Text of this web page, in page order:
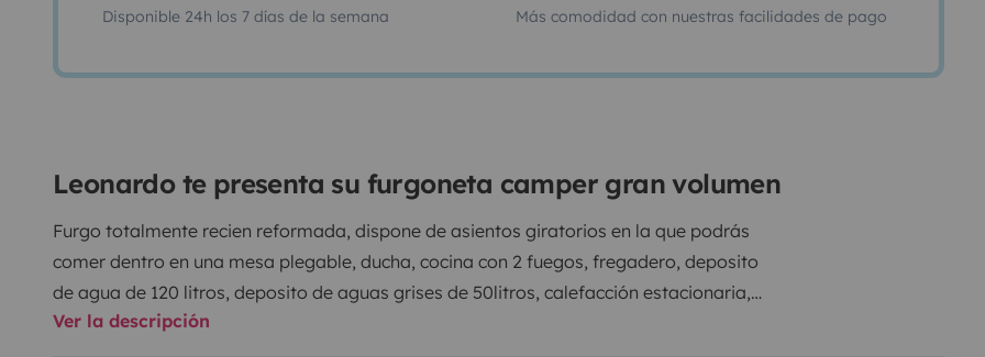
Disponible 24h los 7 días de la semana Más comodidad con nuestras facilidades de pago
Leonardo te presenta su furgoneta camper gran volumen
Furgo totalmente recien reformada, dispone de asientos giratorios en la que podrás
comer dentro en una mesa plegable, ducha, cocina con 2 fuegos, fregadero, deposito
de agua de 120 litros, deposito de aguas grises de 50litros, calefacción estacionaria,
Boiler para el agua caliente, aire acondicionado, tv smartv, luces led, toma de 220v en
Ver la descripción